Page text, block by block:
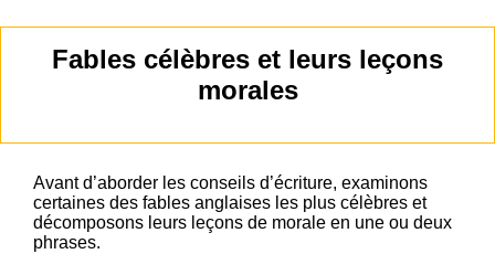
Fables célèbres et leurs leçons
morales
Avant d’aborder les conseils d’écriture, examinons
certaines des fables anglaises les plus célèbres et
décomposons leurs leçons de morale en une ou deux
phrases.